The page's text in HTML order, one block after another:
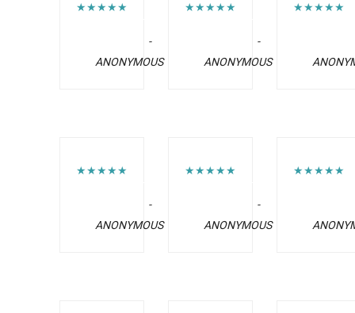
★★★★★
-
ANONYMOUS
★★★★★
-
ANONYMOUS
★★★★★
★★★★★
-
ANONYMOUS
★★★★★
-
ANONYMOUS
★★★★★